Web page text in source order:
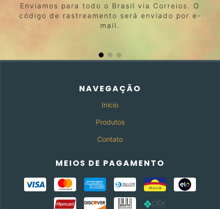
Enviamos para todo o Brasil via Correios. O
código de rastreamento será enviado por e-
mail.
NAVEGAÇÃO
Início
Produtos
Contato
MEIOS DE PAGAMENTO